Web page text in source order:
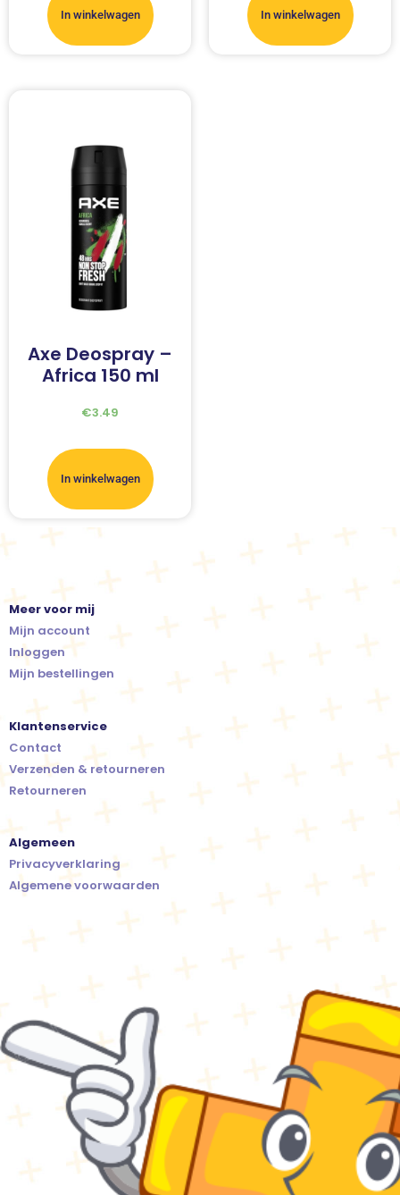
In winkelwagen In winkelwagen
Axe Deospray –
Africa 150 ml
€3.49
In winkelwagen
Meer voor mij
Mijn account
Inloggen
Mijn bestellingen
Klantenservice
Contact
Verzenden & retourneren
Retourneren
Algemeen
Privacyverklaring
Algemene voorwaarden